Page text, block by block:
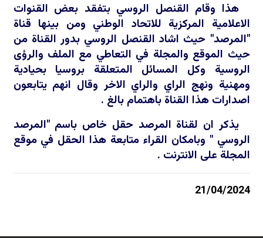
هذا وقام القنصل الروسي بتفقد بعض القنوات
الاعلامية المركزية للاتحاد الوطني ومن بينها قناة
"المرصد" حيث اشاد القنصل الروسي بدور القناة من
حيث الموقع والمجلة في التعاطي مع الملف والرؤى
الروسية وكل المسائل المتعلقة بروسيا بحيادية
ومهنية ونهج الراي والراي الاخر وقال انهم يتابعون
اصدارات هذا القناة باهتمام بالغ .
يذكر ان لقناة المرصد حقل خاص باسم "المرصد
الروسي " وبامكان القراء متابعة هذا الحقل في موقع
المجلة على الانترنت .
21/04/2024